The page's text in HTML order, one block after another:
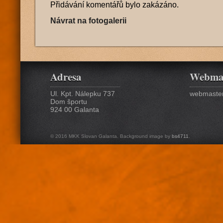
Přidávání komentářů bylo zakázáno.
Návrat na fotogalerii
Adresa
Ul. Kpt. Nálepku 737
Dom športu
924 00 Galanta
© 2016 MKK Slovan Galanta. Background image by bs4711